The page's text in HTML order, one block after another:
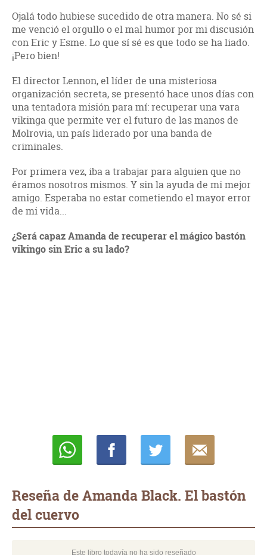
Ojalá todo hubiese sucedido de otra manera. No sé si
me venció el orgullo o el mal humor por mi discusión
con Eric y Esme. Lo que sí sé es que todo se ha liado.
¡Pero bien!
El director Lennon, el líder de una misteriosa
organización secreta, se presentó hace unos días con
una tentadora misión para mí: recuperar una vara
vikinga que permite ver el futuro de las manos de
Molrovia, un país liderado por una banda de
criminales.
Por primera vez, iba a trabajar para alguien que no
éramos nosotros mismos. Y sin la ayuda de mi mejor
amigo. Esperaba no estar cometiendo el mayor error
de mi vida...
¿Será capaz Amanda de recuperar el mágico bastón
vikingo sin Eric a su lado?
Reseña de Amanda Black. El bastón
del cuervo
Este libro todavía no ha sido reseñado